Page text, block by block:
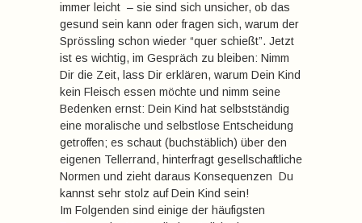
immer leicht  – sie sind sich unsicher, ob das
gesund sein kann oder fragen sich, warum der
Sprössling schon wieder “quer schießt”. Jetzt
ist es wichtig, im Gespräch zu bleiben: Nimm
Dir die Zeit, lass Dir erklären, warum Dein Kind
kein Fleisch essen möchte und nimm seine
Bedenken ernst: Dein Kind hat selbstständig
eine moralische und selbstlose Entscheidung
getroffen; es schaut (buchstäblich) über den
eigenen Tellerrand, hinterfragt gesellschaftliche
Normen und zieht daraus Konsequenzen  Du
kannst sehr stolz auf Dein Kind sein!
Im Folgenden sind einige der häufigsten